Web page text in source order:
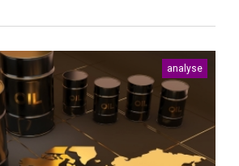
analyse